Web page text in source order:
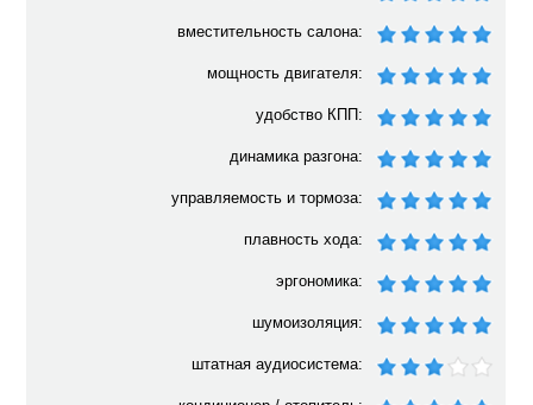
вместительность салона:
мощность двигателя:
удобство КПП:
динамика разгона:
управляемость и тормоза:
плавность хода:
эргономика:
шумоизоляция:
штатная аудиосистема: